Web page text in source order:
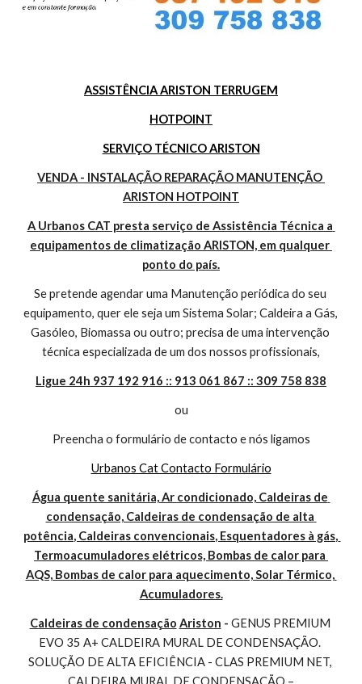
ASSISTÊNCIA ARISTON TERRUGEM
HOTPOINT
SERVIÇO TÉCNICO ARISTON
VENDA - INSTALAÇÃO REPARAÇÃO MANUTENÇÃO
ARISTON HOTPOINT
A Urbanos CAT presta serviço de Assistência Técnica a
equipamentos de climatização ARISTON, em qualquer
ponto do país.
Se pretende agendar uma Manutenção periódica do seu
equipamento, quer ele seja um Sistema Solar; Caldeira a Gás,
Gasóleo, Biomassa ou outro; precisa de uma intervenção
técnica especializada de um dos nossos profissionais,
Ligue 24h 937 192 916 :: 913 061 867 :: 309 758 838
ou
Preencha o formulário de contacto e nós ligamos
Urbanos Cat Contacto Formulário
Água quente sanitária, Ar condicionado, Caldeiras de
condensação, Caldeiras de condensação de alta
potência, Caldeiras convencionais, Esquentadores à gás,
Termoacumuladores elétricos, Bombas de calor para
AQS, Bombas de calor para aquecimento, Solar Térmico,
Acumuladores.
Caldeiras de condensação Ariston - GENUS PREMIUM
EVO 35 A+ CALDEIRA MURAL DE CONDENSAÇÃO.
SOLUÇÃO DE ALTA EFICIÊNCIA - CLAS PREMIUM NET,
CALDEIRA MURAL DE CONDENSAÇÃO –